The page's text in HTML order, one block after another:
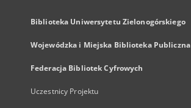
Biblioteka Uniwersytetu Zielonogórskiego
Wojewódzka i Miejska Biblioteka Publiczna
Federacja Bibliotek Cyfrowych
Uczestnicy Projektu